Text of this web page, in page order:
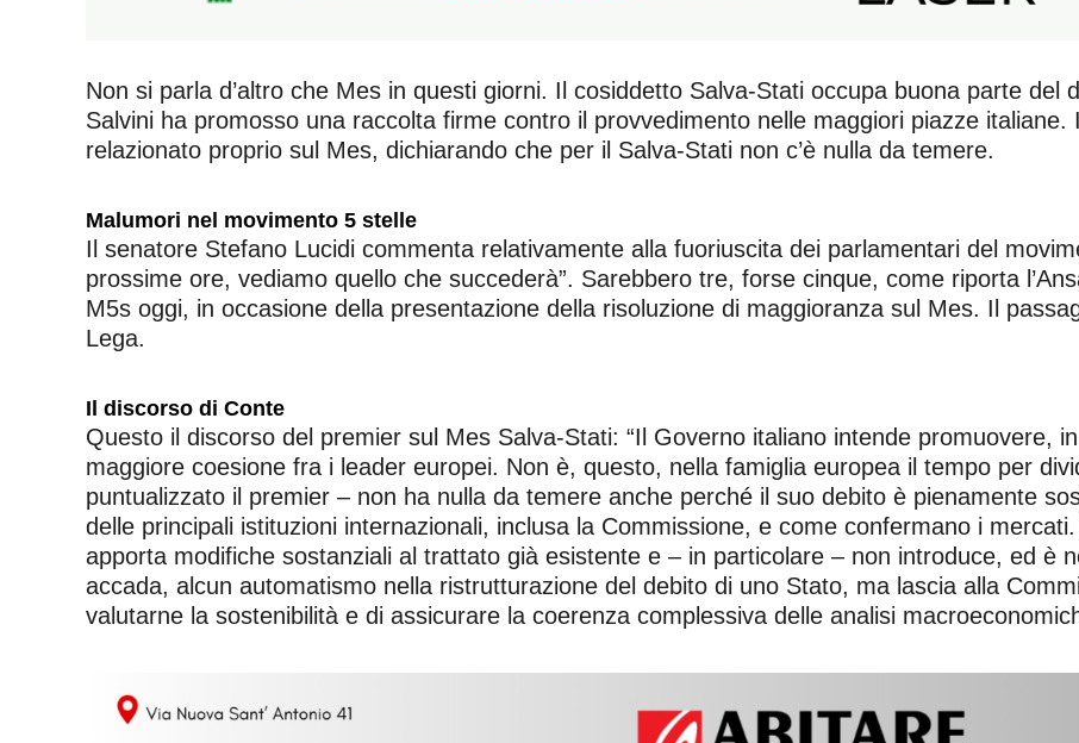
Non si parla d’altro che Mes in questi giorni. Il cosiddetto Salva-Stati occupa buona parte del
Salvini ha promosso una raccolta firme contro il provvedimento nelle maggiori piazze
relazionato proprio sul Mes, dichiarando che per il Salva-Stati non c’è nulla da temere.
Malumori nel movimento 5 stelle
Il senatore Stefano Lucidi commenta relativamente alla fuoriuscita dei parlamentari del
prossime ore, vediamo quello che succederà”. Sarebbero tre, forse cinque, come riporta
M5s oggi, in occasione della presentazione della risoluzione di maggioranza sul Mes. Il
Lega.
Il discorso di Conte
Questo il discorso del premier sul Mes Salva-Stati: “Il Governo italiano intende promuovere,
maggiore coesione fra i leader europei. Non è, questo, nella famiglia europea il tempo per
puntualizzato il premier – non ha nulla da temere anche perché il suo debito è pienamente
delle principali istituzioni internazionali, inclusa la Commissione, e come confermano i
apporta modifiche sostanziali al trattato già esistente e – in particolare – non introduce, ed è
accada, alcun automatismo nella ristrutturazione del debito di uno Stato, ma lascia alla
valutarne la sostenibilità e di assicurare la coerenza complessiva delle analisi